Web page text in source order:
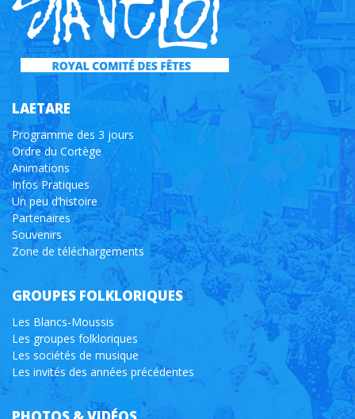
LAETARE
Programme des 3 jours
Ordre du Cortège
Animations
Infos Pratiques
Un peu d’histoire
Partenaires
Souvenirs
Zone de téléchargements
GROUPES FOLKLORIQUES
Les Blancs-Moussis
Les groupes folkloriques
Les sociétés de musique
Les invités des années précédentes